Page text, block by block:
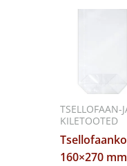
TSELLOFAAN-
KILETOOTED
160×270 mm